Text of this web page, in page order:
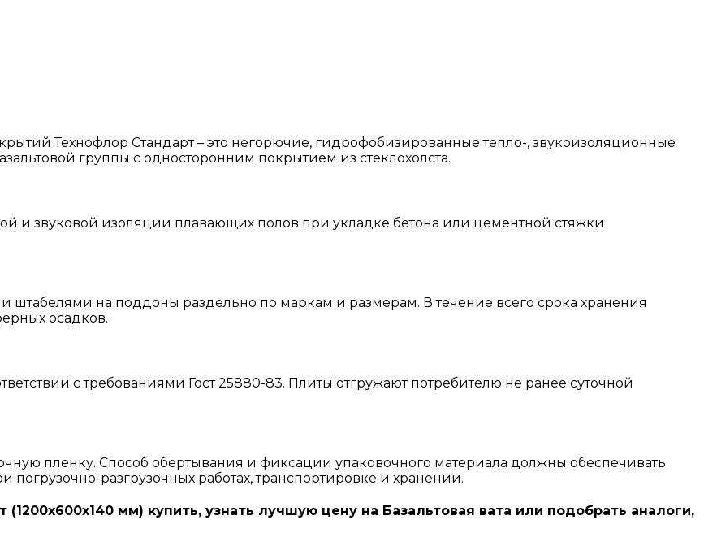
Технофлор Стандарт – это негорючие, гидрофобизированные тепло-, звукоизоляционные
группы с односторонним покрытием из стеклохолста.
и звуковой изоляции плавающих полов при укладке бетона или цементной стяжки
на поддоны раздельно по маркам и размерам. В течение всего срока хранения
осадков.
с требованиями Гост 25880-83. Плиты отгружают потребителю не ранее суточной
пленку. Способ обертывания и фиксации упаковочного материала должны обеспечивать
разгрузочных работах, транспортировке и хранении.
мм) купить, узнать лучшую цену на Базальтовая вата или подобрать аналоги,